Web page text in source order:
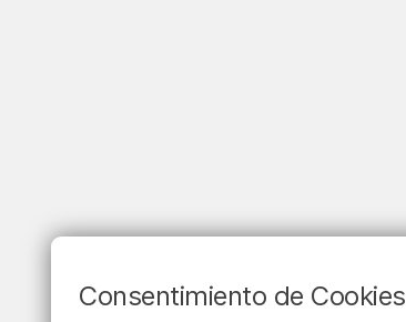
Consentimiento de Cookies